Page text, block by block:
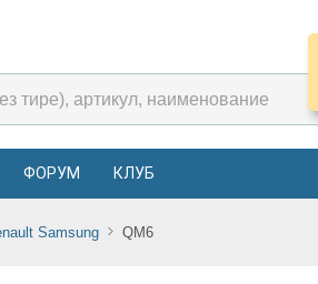
ФОРУМ КЛУБ
Samsung QM6